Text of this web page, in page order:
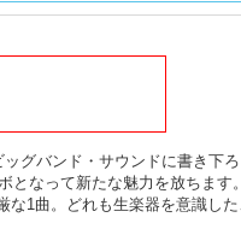
グバンド・サウンドに書き下
となって新たな魅力を放ちます
な1曲。どれも生楽器を意識し